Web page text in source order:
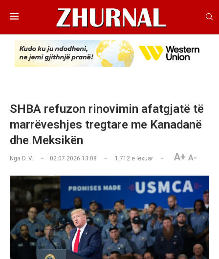
SHBA refuzon rinovimin afatgjatë të
marrëveshjes tregtare me Kanadanë
dhe Meksikën
Nga D. V. 02.07.2026 13:08 1,712 e lexuar A+ A-